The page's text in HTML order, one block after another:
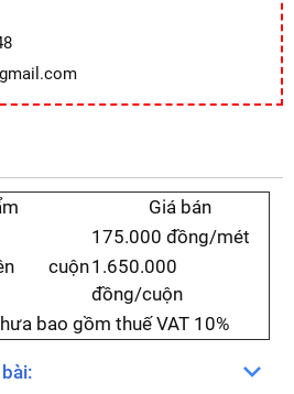
Giá bán
175.000 đồng/mét
cuộn1.650.000
đồng/cuộn
bao gồm thuế VAT 10%